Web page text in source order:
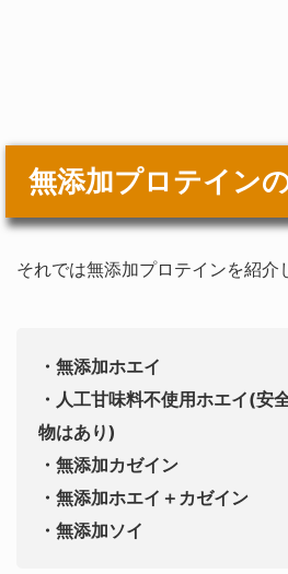
無添加プロテイン
それでは無添加プロテインを紹介
・無添加ホエイ
・人工甘味料不使用ホエイ(安
物はあり)
・無添加カゼイン
・無添加ホエイ＋カゼイン
・無添加ソイ